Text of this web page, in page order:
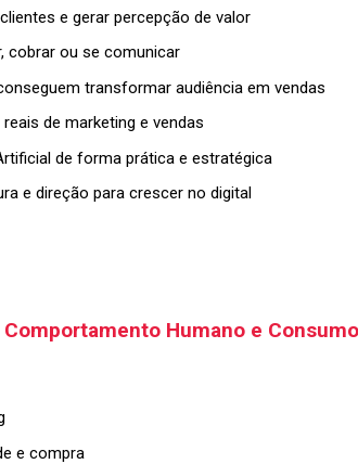
e gerar percepção de valor
cobrar ou se comunicar
transformar audiência em vendas
de marketing e vendas
de forma prática e estratégica
e direção para crescer no digital
Humano e Consumo
e compra